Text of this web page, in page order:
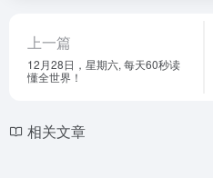
上一篇
12月28日，星期六, 每天60秒读
懂全世界！
相关文章